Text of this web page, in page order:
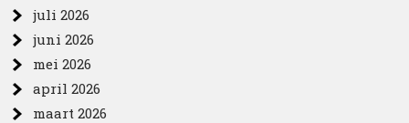
juli 2026
juni 2026
mei 2026
april 2026
maart 2026